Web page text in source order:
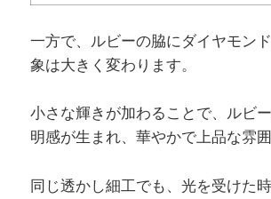
一方で、ルビーの脇にダイヤモン
象は大きく変わります。
小さな輝きが加わることで、ルビ
明感が生まれ、華やかで上品な雰囲
同じ透かし細工でも、光を受けた